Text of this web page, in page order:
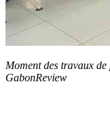
Moment des travaux
GabonReview